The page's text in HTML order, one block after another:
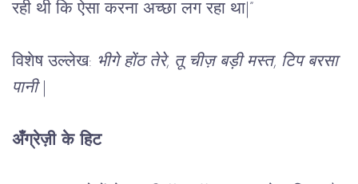
रही थी कि ऐसा करना अच्छा लग रहा था ”
विशेष उल्लेख: भीगे होंठ तेरे, तू चीज़ बड़ी मस्त, टिप बरसा
पानी
अँग्रेज़ी के हिट